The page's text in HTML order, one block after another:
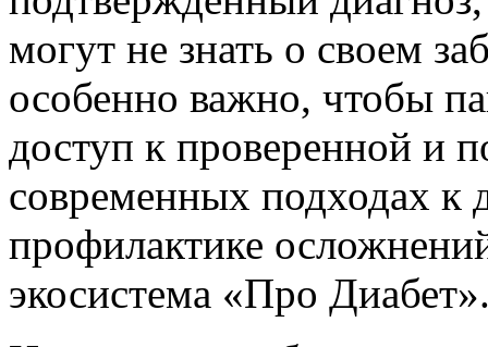
могут не знать о своем
особенно важно, чтобы
доступ к проверенной и
современных подходах к
профилактике
экосистема «Про